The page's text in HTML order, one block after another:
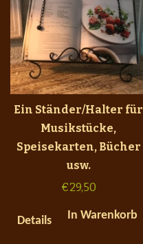
Ein Ständer/Halter für
Musikstücke,
Speisekarten, Bücher
usw.
€29,50
Details In Warenkorb